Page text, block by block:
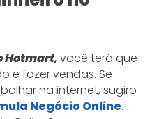
Hotmart,você terá que
e fazer vendas. Se
na internet, sugiro
Negócio Online.